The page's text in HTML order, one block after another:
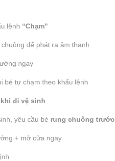
lệnh “Chạm”
để phát ra âm thanh
ngay
bé tự chạm theo khẩu lệnh
đi vệ sinh
yêu cầu bé rung chuông trước
+ mở cửa ngay